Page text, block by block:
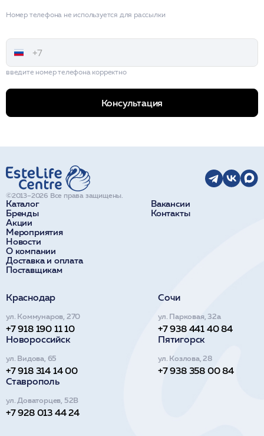
Номер телефона не используется для рассылки
введите номер телефона корректно
Консультация
Каталог
Бренды
Акции
Мероприятия
Новости
О компании
Доставка и оплата
Поставщикам
Вакансии
Контакты
©2013–2026 Все права защищены.
Краснодар
ул. Коммунаров, 270
+7 918 190 11 10
Сочи
ул. Парковая, 32а
+7 938 441 40 84
Новороссийск
ул. Видова, 65
+7 918 314 14 00
Пятигорск
ул. Козлова, 28
+7 938 358 00 84
Ставрополь
ул. Доваторцев, 52В
+7 928 013 44 24